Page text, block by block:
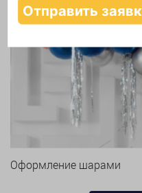
Оформление шарами